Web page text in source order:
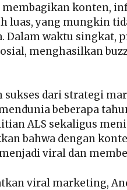
membagikan konten,
luas, yang mungkin
Dalam waktu singkat,
menghasilkan
sukses dari strategi
beberapa
ALS sekaligus
bahwa dengan
viral dan
viral marketing,